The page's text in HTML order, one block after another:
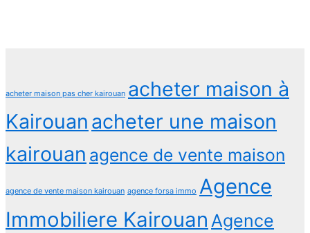
acheter maison pas cher kairouan acheter maison à
Kairouan acheter une maison
kairouan agence de vente maison
agence de vente maison kairouan agence forsa immo Agence
Immobiliere Kairouan Agence